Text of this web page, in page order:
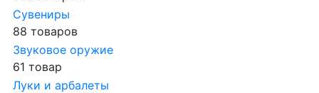
Сувениры
88 товаров
Звуковое оружие
61 товар
Луки и арбалеты